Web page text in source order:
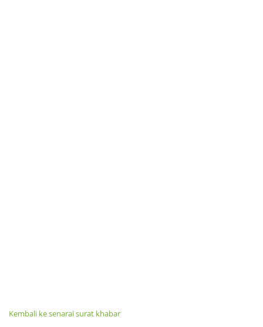
Kembali ke senarai surat khabar